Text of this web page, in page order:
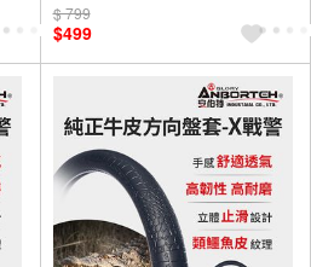
$ 799
$499